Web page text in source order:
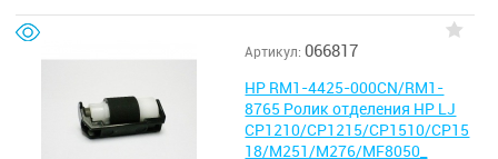
количество жидкой краски для
магазине Вы можете купить
картридж Серый Gray цвета
модели F9J80A от компании HP.
Эта модель картриджа
совместима сразу с
Артикул: 066817
HP RM1-4425-000CN/RM1-
8765 Ролик отделения HP LJ
CP1210/CP1215/CP1510/CP15
18/M251/M276/MF8050_